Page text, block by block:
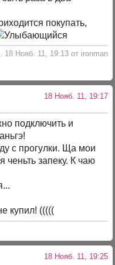
покупать,
18 Нояб. 11, 19:13 от ironman
18 Нояб. 11, 19:17
подключить и
с прогулки. Ща мои
ченьть запеку. К чаю
купил! (((((
18 Нояб. 11, 19:25